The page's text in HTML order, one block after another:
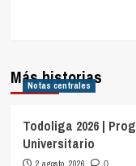
Más historias
Notas centrales
Todoliga 2026 |
Universitario
0